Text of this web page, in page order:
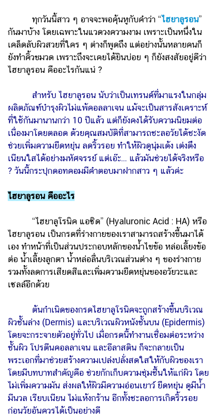
ผู้
หญิง
ผู้ชาย
สุขภาพ
ท่อง
เที่ยว
สูตร
อาหาร
ง่ายๆ
ปิ้ง
รถยนต์
บ้าน
และ
การ
ตกแต่ง
มือ
ราคา
ทอง
ราคา
น้ำมัน
วา
ไร
ตี้
ทุกวันนี้สาว ๆ อาจจะพอคุ้นหูกับคำว่า “ไฮยาลูรอน”
กันมาบ้าง โดยเฉพาะในแวดวงความงาม เพราะเป็นหนึ่งใน
เคล็ดลับผิวสวยที่ใคร ๆ ต่างก็พูดถึง แต่อย่างนั้นหลายคนก็
ยังทำคิ้วขมวด เพราะถึงจะเคยได้ยินบ่อย ๆ ก็ยังสงสัยอยู่ดีว่า
ไฮยาลูรอน คืออะไรกันแน่ ?
สำหรับ ไฮยาลูรอน นับว่าเป็นเทรนด์ที่มาแรงในกลุ่ม
ผลิตภัณฑ์บำรุงผิวไม่แพ้คอลลาเจน แม้จะเป็นสารสังเคราะห์
ที่ใช้กันมานานกว่า 10 ปีแล้ว แต่ก็ยังคงได้รับความนิยมต่อ
เนื่องมาโดยตลอด ด้วยคุณสมบัติที่สามารถชะลอวัยได้ชะงัด
ช่วยเพิ่มความยืดหยุ่น ลดริ้วรอย ทำให้ผิวดูนุ่มเด้ง เต่งตึง
เนียนใสได้อย่างมหัศจรรย์ แต่เอ๊ะ... แล้วมันช่วยได้จริงหรือ
? วันนี้กระปุกดอทคอมมีคำตอบมาฝากสาว ๆ แล้วค่ะ
ไฮยาลูรอน คืออะไร
“ไฮยาลูโรนิค แอซิด” (Hyaluronic Acid : HA) หรือ
ไฮยาลูรอน เป็นกรดที่ร่างกายของเราสามารถสร้างขึ้นมาได้
เอง ทำหน้าที่เป็นส่วนประกอบหลักของน้ำไขข้อ หล่อเลี้ยงข้อ
ต่อ น้ำเลี้ยงลูกตา น้ำหล่อลื่นบริเวณส่วนต่าง ๆ ของร่างกาย
รวมทั้งลดการเสียดสีและเพิ่มความยืดหยุ่นของอวัยวะและ
เซลล์อีกด้วย
ต้นกำเนิดของกรดไฮยาลูโรนิคจะถูกสร้างขึ้นบริเวณ
ผิวชั้นล่าง (Dermis) และบริเวณผิวหนังชั้นบน (Epidermis)
โดยจะกระจายตัวอยู่ทั่วไป เมื่อกรดนี้ทำงานเชื่อมต่อระหว่าง
ชั้นผิว โปรตีนคอลลาเจน และอีลาสติน ก็จะกลายเป็น
พระเอกที่มาช่วยสร้างความเปล่งปลั่งสดใสให้กับผิวของเรา
โดยมีบทบาทสำคัญคือ ช่วยกักเก็บความชุ่มชื้นให้แก่ผิว โดย
ไม่เพิ่มความมัน ส่งผลให้ผิวมีความอ่อนเยาว์ ยืดหยุ่น ดูมีน้ำ
มีนวล เรียบเนียน ไม่แห้งกร้าน อีกทั้งชะลอการเกิดริ้วรอย
ก่อนวัยอันควรได้เป็นอย่างดี